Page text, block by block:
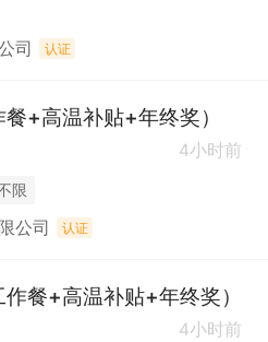
司 认证
+高温补贴+年终奖）
4小时前
限
公司 认证
餐+高温补贴+年终奖）
4小时前